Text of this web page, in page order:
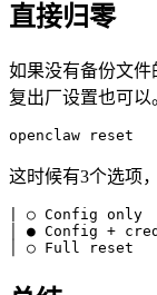
直接归零
如果没有备份文
复出厂设置也可以
这时候有3个选项
| ○ Config only
│ ● Config +